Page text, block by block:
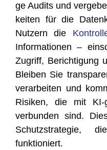
ge Audits und
kei­ten für die
Nut­zern die
Infor­ma­tio­nen –
Zugriff, Berich­ti­gung
Blei­ben Sie
ver­ar­bei­ten und
Risi­ken, die mit KI-
ver­bun­den sind.
Schutz­stra­te­gie,
funktioniert.